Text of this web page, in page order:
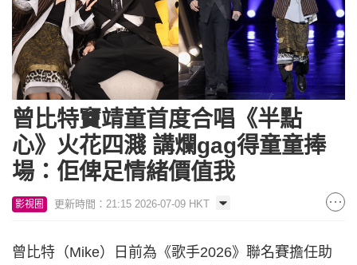
曾比特竇靖童首度合唱《半點
心》火花四濺 講爛gag得童童捧
場：佢俾足情緒價值我
影視圈 更新時間：21:15 2026-07-09 HKT
曾比特（Mike）日前為《歌手2026》聯名賽擔任助